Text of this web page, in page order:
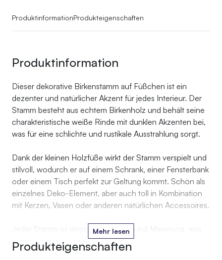
ProduktinformationProdukteigenschaften
Produktinformation
Dieser dekorative Birkenstamm auf Füßchen ist ein
dezenter und natürlicher Akzent für jedes Interieur. Der
Stamm besteht aus echtem Birkenholz und behält seine
charakteristische weiße Rinde mit dunklen Akzenten bei,
was für eine schlichte und rustikale Ausstrahlung sorgt.
Dank der kleinen Holzfüße wirkt der Stamm verspielt und
stilvoll, wodurch er auf einem Schrank, einer Fensterbank
oder einem Tisch perfekt zur Geltung kommt. Schön als
einzelnes Deko-Element, aber auch toll in Kombination
mit Kerzen, Vasen oder anderen natürlichen Accessoires.
Jeder Stamm ist einzigartig in Form und Maserung, was
zum authentischen Charakter des Produkts beiträgt.
Mehr lesen
Produkteigenschaften